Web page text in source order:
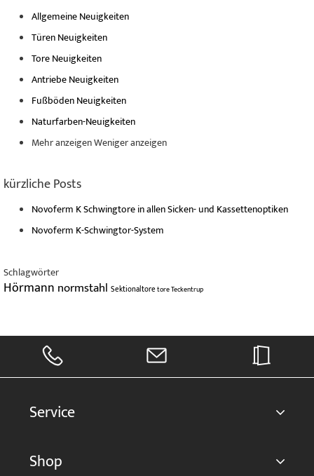
Allgemeine Neuigkeiten
Türen Neuigkeiten
Tore Neuigkeiten
Antriebe Neuigkeiten
Fußböden Neuigkeiten
Naturfarben-Neuigkeiten
Mehr anzeigenWeniger anzeigen
kürzliche Posts
Novoferm K Schwingtore in allen Sicken- und Kassettenoptiken
Novoferm K-Schwingtor-System
Schlagwörter
Hörmann normstahl SektionaltoretoreTeckentrup
Service
Shop